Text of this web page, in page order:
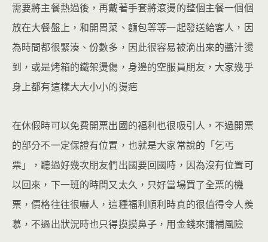
需要將主餐熱過後，再戴著手套將滾燙的整個主餐一個個
放在大餐盤上，和開胃菜、麵包等等一起發送給客人，因
為時間都很緊湊、份數多，因此很容易被滴出來的醬汁燙
到，或是烤箱的鐵架燙傷，身邊的空服員朋友，大家幾乎
身上都有這樣大大小小的燙疤
在休假時可以免費開票出國的福利也很吸引人，不過開票
的部分不一定保證有位置，也就是大家常說的「乞丐
票」，聽過好幾次朋友們出國要回國時，因為沒有位置可
以回來，下一班的時間又太久，只好當場買了全票的機
票，價格往往很嚇人，這種福利順利時真的很值得令人羨
慕，不過出狀況時也只得摸摸鼻子，用金錢來彌補風險